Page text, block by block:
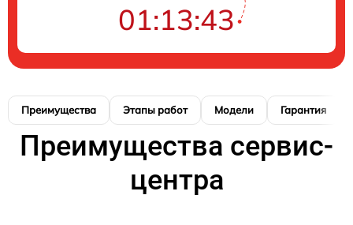
01:13:42
Преимущества Этапы работ Модели Гарантия
Преимущества сервис-
центра